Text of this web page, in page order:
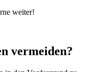
weiter!
vermeiden?